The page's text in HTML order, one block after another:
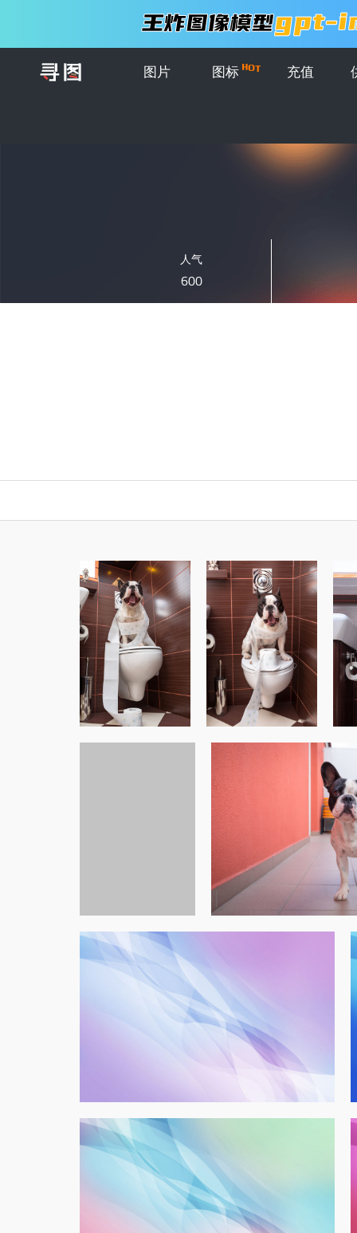
图片 图标 充值
人气
600